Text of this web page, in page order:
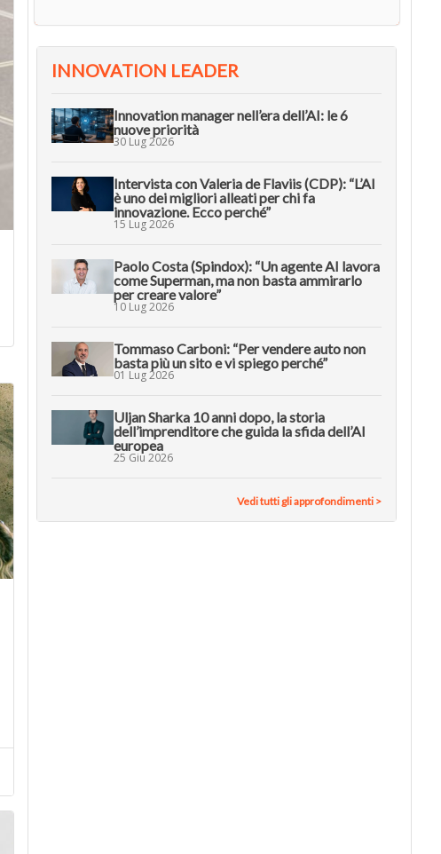
INNOVATION LEADER
Innovation manager nell’era dell’AI: le 6
nuove priorità
30 Lug 2026
Intervista con Valeria de Flaviis (CDP): “L’AI
è uno dei migliori alleati per chi fa
innovazione. Ecco perché”
15 Lug 2026
Paolo Costa (Spindox): “Un agente AI lavora
come Superman, ma non basta ammirarlo
per creare valore”
10 Lug 2026
Tommaso Carboni: “Per vendere auto non
basta più un sito e vi spiego perché”
01 Lug 2026
Uljan Sharka 10 anni dopo, la storia
dell’imprenditore che guida la sfida dell’AI
europea
25 Giu 2026
Vedi tutti gli approfondimenti >